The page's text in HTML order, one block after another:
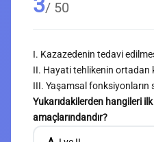
/ 50
I. Kazazedenin tedavi
II. Hayati tehlikenin ortadan
III. Yaşamsal
Yukarıdakilerden hangileri ilk
amaçlarındandır?